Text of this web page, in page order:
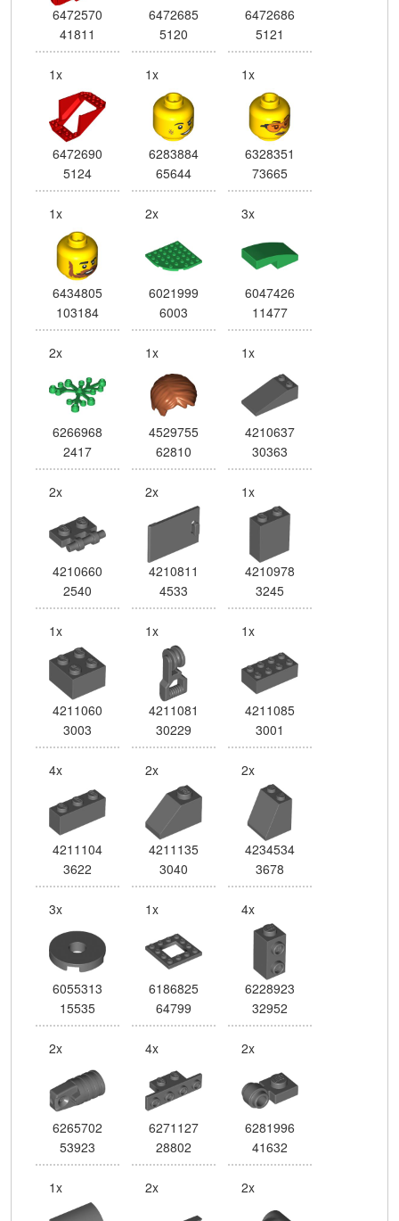
6472570
41811
6472685
5120
6472686
5121
1x
6472690
5124
1x
6283884
65644
1x
6328351
73665
1x
6434805
103184
2x
6021999
6003
3x
6047426
11477
2x
6266968
2417
1x
4529755
62810
1x
4210637
30363
2x
4210660
2540
2x
4210811
4533
1x
4210978
3245
1x
4211060
3003
1x
4211081
30229
1x
4211085
3001
4x
4211104
3622
2x
4211135
3040
2x
4234534
3678
3x
6055313
15535
1x
6186825
64799
4x
6228923
32952
2x
6265702
53923
4x
6271127
28802
2x
6281996
41632
1x 2x 2x